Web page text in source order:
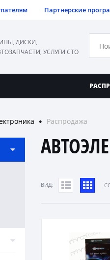
Партнерские
ДИСКИ,
УСЛУГИ СТО
● Распродажа
ВИД: